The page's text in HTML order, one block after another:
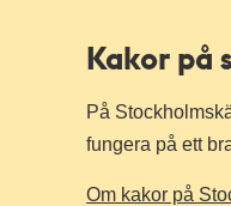
Kakor på
På
fungera på ett
Om kakor på